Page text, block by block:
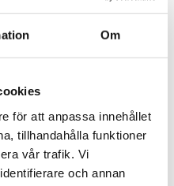
Om
för att anpassa innehållet
tillhandahålla funktioner
vår trafik. Vi
och annan